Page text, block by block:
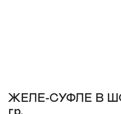
ЖЕЛЕ-СУФЛЕ В
гр.